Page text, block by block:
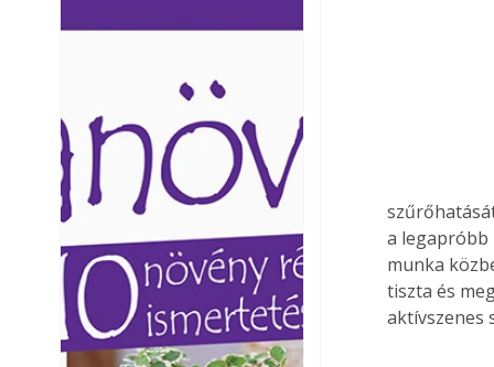
a legapróbb
munka
tiszta és
aktívszenes